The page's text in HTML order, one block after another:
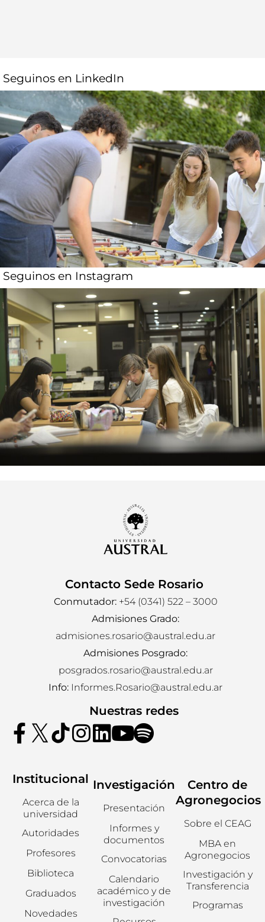
Seguinos en LinkedIn
Seguinos en Instagram
Contacto Sede Rosario
Conmutador:+54 (0341) 522 – 3000
Admisiones Grado:
admisiones.rosario@austral.edu.ar
Admisiones Posgrado:
posgrados.rosario@austral.edu.ar
Info: Informes.Rosario@austral.edu.ar
Nuestras redes
Institucional
Acerca de la
universidad
Autoridades
Profesores
Biblioteca
Graduados
Novedades
Investigación
Presentación
Informes y
documentos
Convocatorias
Calendario
académico y de
investigación
Centro de
Agronegocios
Sobre el CEAG
MBA en
Agronegocios
Investigación y
Transferencia
Programas